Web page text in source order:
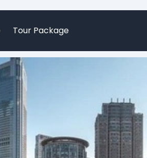
Tour Package